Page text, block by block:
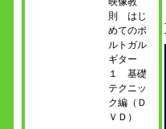
則 はじ
めてのポ
ルトガル
ギター
１ 基礎
テクニッ
ク編（Ｄ
ＶＤ）